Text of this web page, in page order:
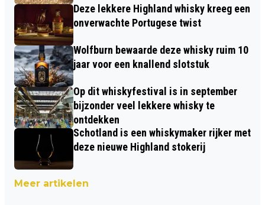
Deze lekkere Highland whisky kreeg een
onverwachte Portugese twist
Wolfburn bewaarde deze whisky ruim 10
jaar voor een knallend slotstuk
Op dit whiskyfestival is in september
bijzonder veel lekkere whisky te
ontdekken
Schotland is een whiskymaker rijker met
deze nieuwe Highland stokerij
Meer artikelen